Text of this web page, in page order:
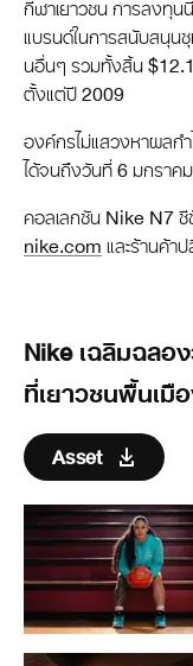
กีฬาเยาวชน การลงทุ
แบรนด์ในการสนับสนุน
นอื่นๆ รวมทั้งสิ้น
ตั้งแต่ปี 2009
องค์กรไม่แสวงหาผลกำ
ได้จนถึงวันที่ 6 มกราค
คอลเลกชัน Nike N7 ซี
nike.com และร้านค้า
Nike เฉลิมฉลอ
ที่เยาวชนพื้นเมื
Asset